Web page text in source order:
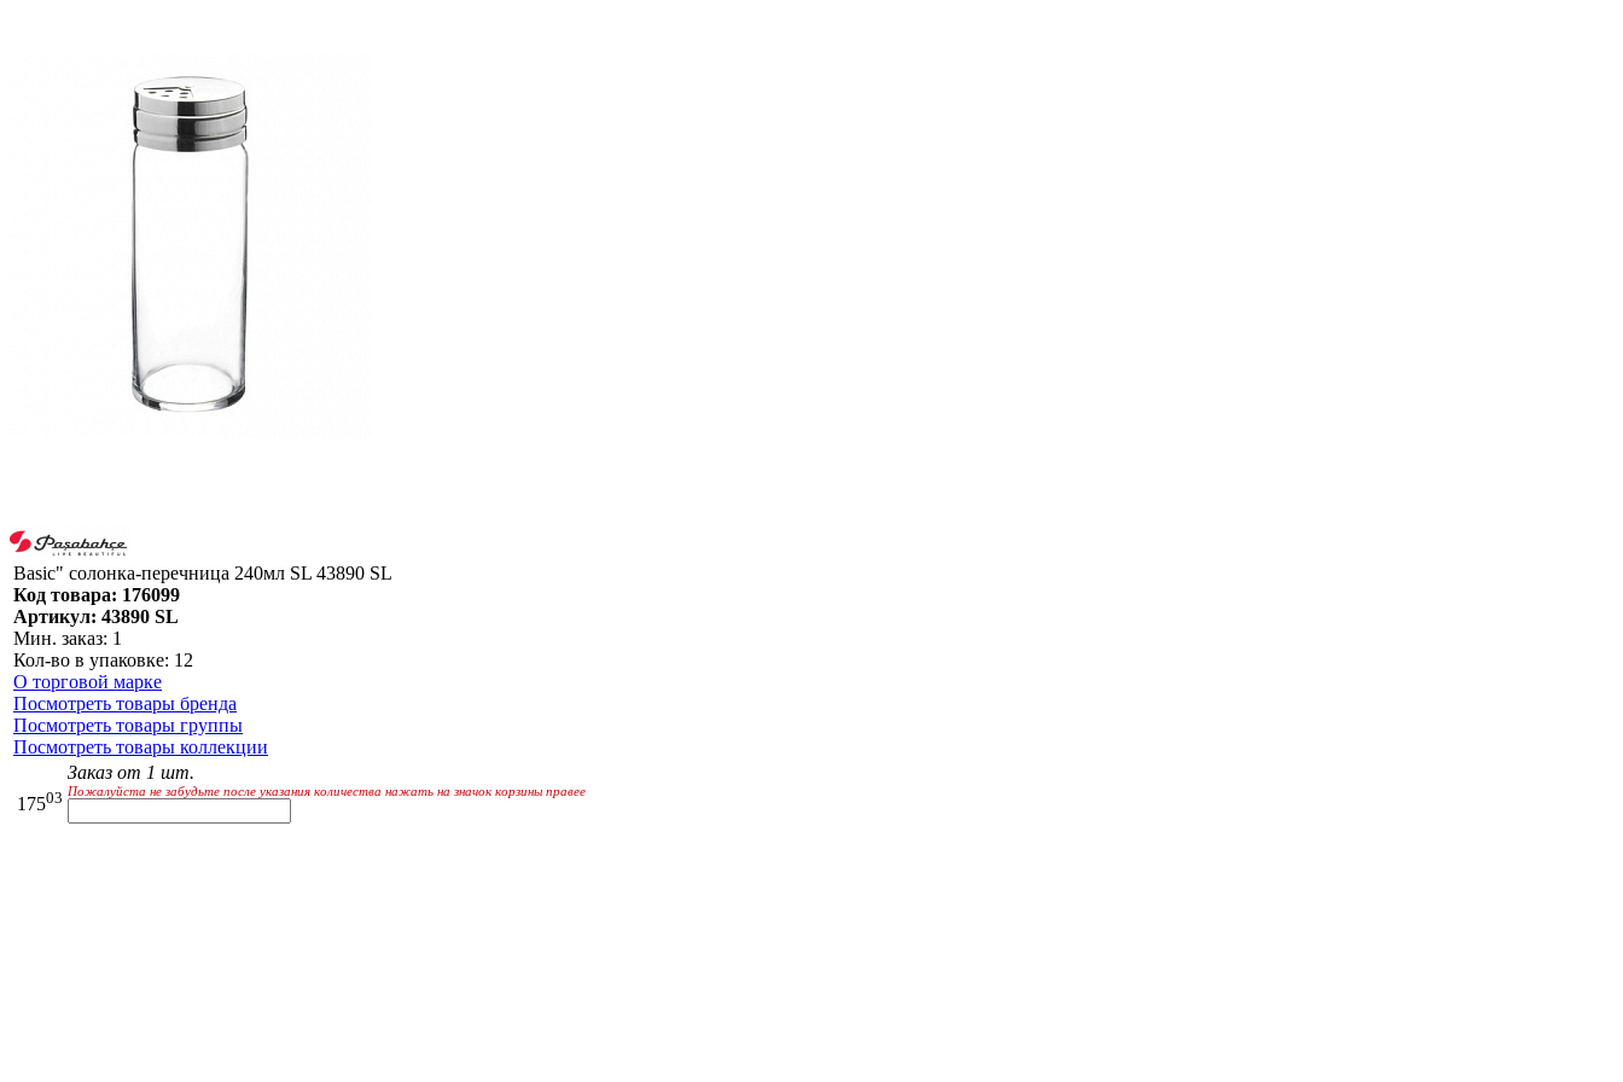
Basic" солонка-перечница 240мл SL 43890 SL
Код товара: 176099
Артикул: 43890 SL
Мин. заказ: 1
Кол-во в упаковке: 12
О торговой марке
Посмотреть товары бренда
Посмотреть товары группы
Посмотреть товары коллекции
17503
Заказ от 1 шт.
Пожалуйста не забудьте после указания количества нажать на значок корзины правее